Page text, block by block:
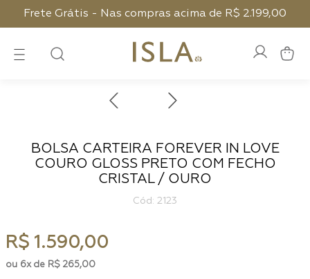
Frete Grátis - Nas compras acima de R$ 2.199,00
BOLSA CARTEIRA FOREVER IN LOVE
COURO GLOSS PRETO COM FECHO
CRISTAL / OURO
: 2123
R$ 1.590,00
6 R$ 265,00